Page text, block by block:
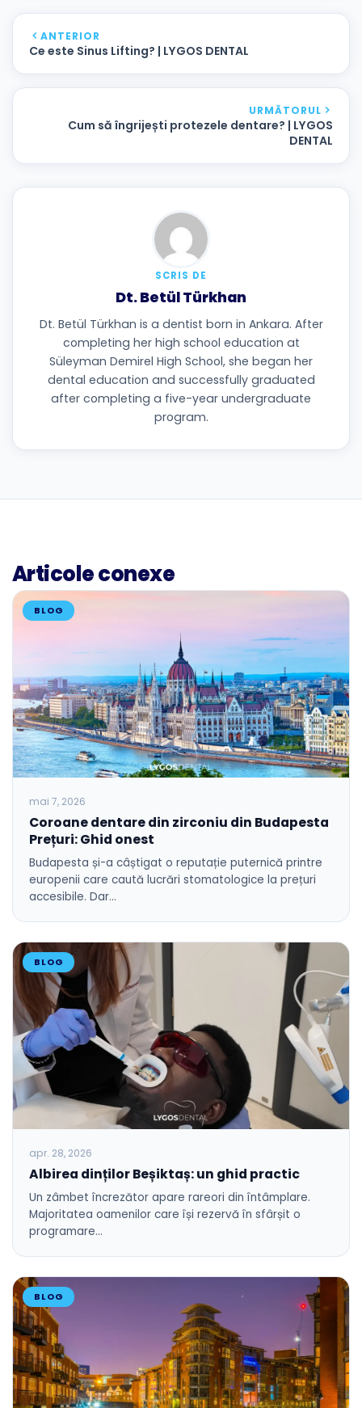
ANTERIOR
Ce este Sinus Lifting? | LYGOS DENTAL
URMĂTORUL
Cum să îngrijești protezele dentare? | LYGOS
DENTAL
SCRIS DE
Dt. Betül Türkhan
Dt. Betül Türkhan is a dentist born in Ankara. After
completing her high school education at
Süleyman Demirel High School, she began her
dental education and successfully graduated
after completing a five-year undergraduate
program.
Articole conexe
BLOG
mai 7, 2026
Coroane dentare din zirconiu din Budapesta
Prețuri: Ghid onest
Budapesta și-a câștigat o reputație puternică printre
europenii care caută lucrări stomatologice la prețuri
accesibile. Dar…
BLOG
apr. 28, 2026
Albirea dinților Beșiktaș: un ghid practic
Un zâmbet încrezător apare rareori din întâmplare.
Majoritatea oamenilor care își rezervă în sfârșit o
programare…
BLOG